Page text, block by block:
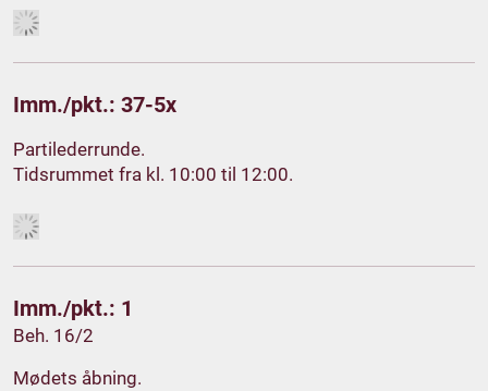
Imm./pkt.: 37-5x
Partilederrunde.
Tidsrummet fra kl. 10:00 til 12:00.
Imm./pkt.: 1
Beh. 16/2
Mødets åbning.